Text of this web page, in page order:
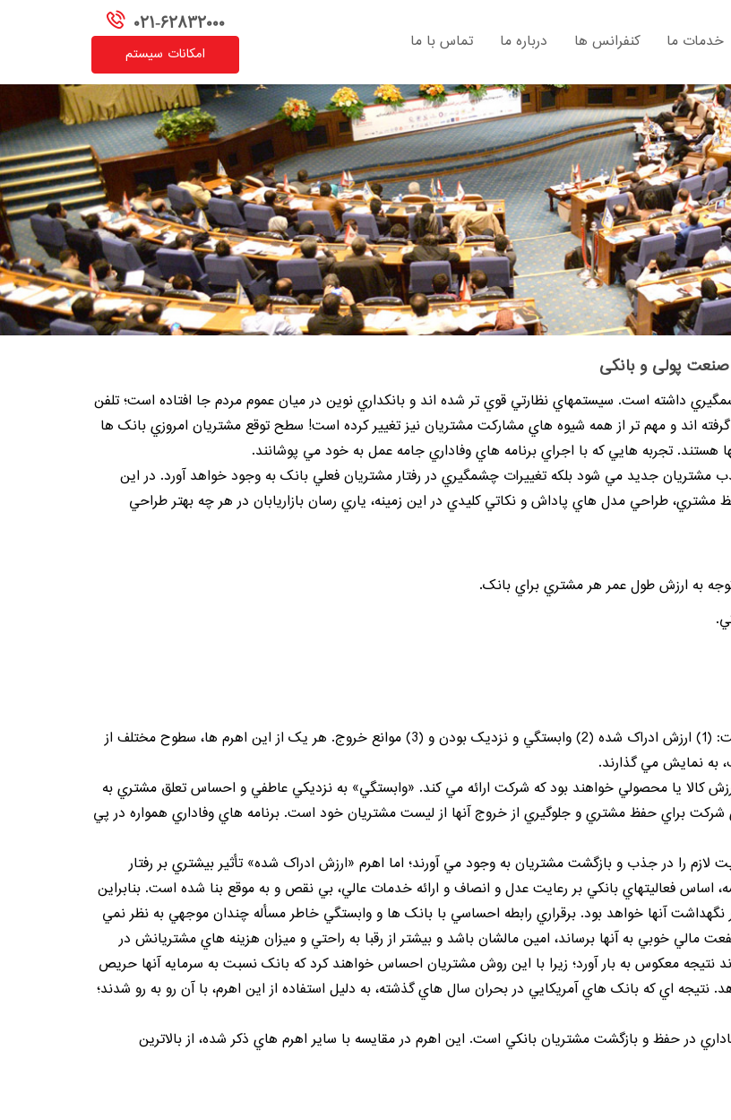
خدمات ما کنفرانس ها درباره ما تماس با ما
021-62832000
امکانات سیستم
پولی و بانکی
داشته است. سيستمهاي نظارتي قوي تر شده اند و بانکداري نوين در ميان عموم مردم جا افتاده است؛ تلفن
اند و مهم تر از همه شيوه هاي مشارکت مشتريان نيز تغيير کرده است! سطح توقع مشتريان امروزي بانک ها
هستند. تجربه هايي که با اجرايبرنامه هاي وفاداريجامه عمل به خود مي پوشانند.
جديد مي شود بلکه تغييرات چشمگيري در رفتار مشتريان فعلي بانک به وجود خواهد آورد. در اين
طراحي مدل هاي پاداش و نکاتي کليدي در اين زمينه، ياري رسان بازاريابان در هر چه بهتر طراحي
به ارزش طول عمر هر مشتري براي بانک.
در اختيار بازاريابان وفاداري است: (1) ارزش ادراک شده (2) وابستگي و نزديک بودن و (3) موانع خروج. هر يک از اين اهرم ها، سطوح مختلف از
به نمايش مي گذارند.
کالا يا محصولي خواهند بود که شرکت ارائه مي کند. «وابستگي» به نزديکي عاطفي و احساستعلق مشتريبه
براي حفظ مشتري و جلوگيري از خروج آنها از ليست مشتريان خود است. برنامه هاي وفاداري همواره در پي
را در جذب و بازگشت مشتريان به وجود مي آورند؛ اما اهرم «ارزش ادراک شده» تأثير بيشتري بر رفتار
فعاليتهاي بانکي بر رعايت عدل و انصاف و ارائه خدمات عالي، بي نقص و به موقع بنا شده است. بنابراين
آنها خواهد بود. برقراري رابطه احساسي با بانک ها و وابستگي خاطر مسأله چندان موجهي به نظر نمي
مالي خوبي به آنها برساند، امين مالشان باشد و بيشتر از رقبا به راحتي و ميزان هزينه هاي مشتريانش در
نتيجه معکوس به بار آورد؛ زيرا با اين روش مشتريان احساس خواهند کرد که بانک نسبت به سرمايه آنها حريص
نتيجه اي که بانک هاي آمريکايي در بحران سال هاي گذشته، به دليل استفاده از اين اهرم، با آن رو به رو شدند؛
در حفظ و بازگشت مشتريان بانکي است. اين اهرم در مقايسه با ساير اهرم هاي ذکر شده، از بالاترين